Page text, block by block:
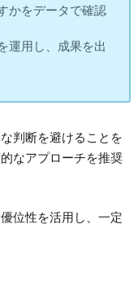
かをデータで確認
運用し、成果を出
判断を避けることを
なアプローチを推奨
位性を活用し、一定